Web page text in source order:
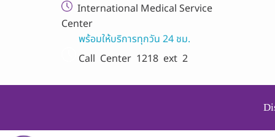
International Medical Service
Center
พร้อมให้บริการทุกวัน 24 ชม.
Call Center 1218 ext 2